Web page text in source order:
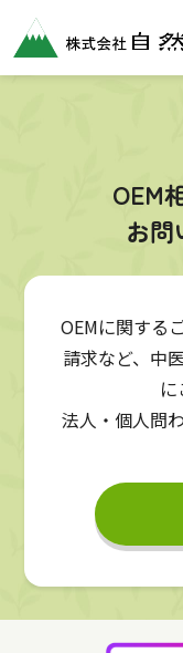
OEM
お問
OEMに関する
請求など、中
に
法人・個人問